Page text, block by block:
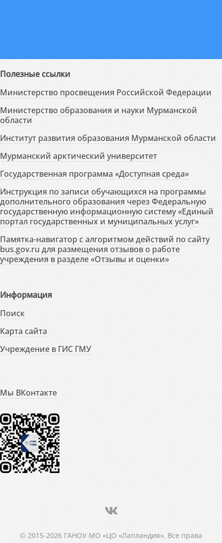
Полезные ссылки
Министерство просвещения Российской Федерации
Министерство образования и науки Мурманской
области
Институт развития образования Мурманской области
Мурманский арктический университет
Государственная программа «Доступная среда»
Инструкция по записи обучающихся на программы
дополнительного образования через Федеральную
государственную информационную систему «Единый
портал государственных и муниципальных услуг»
Памятка-навигатор с алгоритмом действий по сайту
bus.gov.ru для размещения отзывов о работе
учреждения в разделе «Отзывы и оценки»
Информация
Поиск
Карта сайта
Учреждение в ГИС ГМУ
Мы ВКонтакте
© 2015-2026 ГАНОУ МО «ЦО «Лапландия». Все права